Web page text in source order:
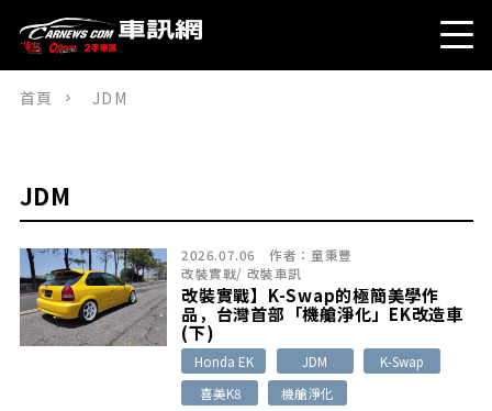
首頁 JDM
JDM
2026.07.06 作者： 童秉豐
改裝實戰/ 改裝車訊
改裝實戰】K-Swap的極簡美學作
品，台灣首部「機艙淨化」EK改造車
(下)
Honda EK JDM
K-Swap
喜美K8
機艙淨化